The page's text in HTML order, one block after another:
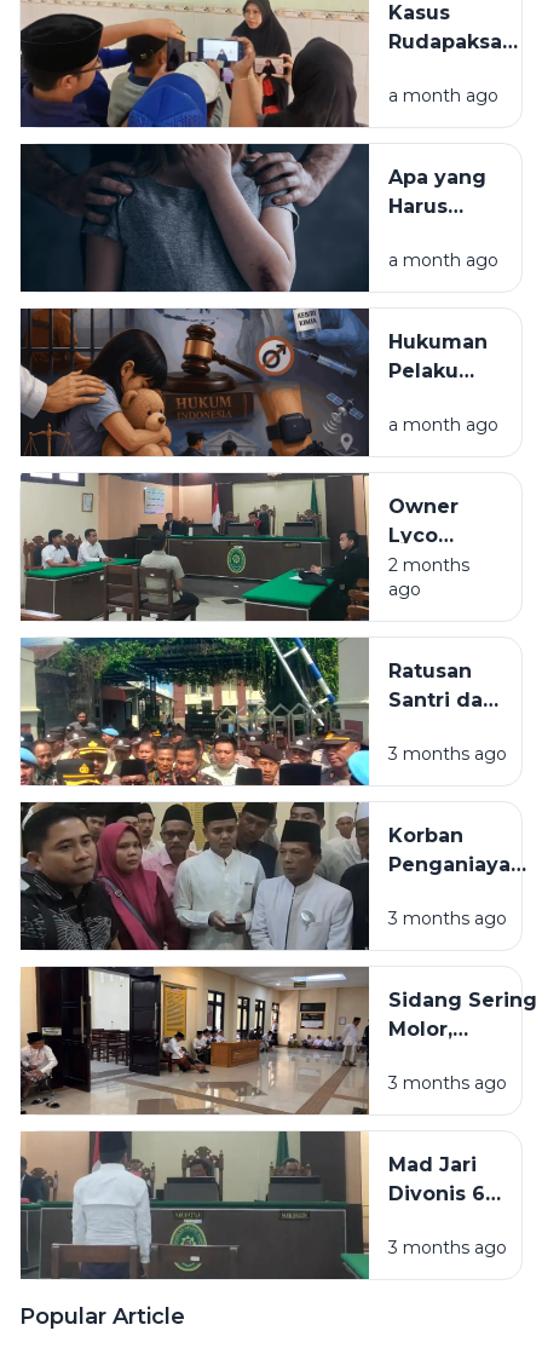
Rudapaksa
27 Pelaku di
Tidak Hamil
Kasus
Rudapaksa
Alarm, MUI
Sampang
Pemerintah
Evaluasi
Perlindungan
Korban
a month ago
Apa yang
Harus
Jika Anak
Menjadi
Kekerasan
Seksual?
Langkah
yang Perlu
Diketahui
a month ago
Hukuman
Pelaku
Anak di
Indonesia:
Kebiri
Kimia
hingga
Gelang
Elektronik
a month ago
Owner
Lyco
Coffee
Didenda
Rp6 Juta
Sidang
Tindak
Ringan
2 months
ago
Ratusan
Santri dan
Demo PN
Sampang,
Terdakwa
Penganiaya
Dihukum
Maksimal
3 months ago
Korban
Penganiayaan
di Sampang:
Saya Diancam
Akan Dibunuh
Jika Melawan
3 months ago
Sidang Sering
Molor,
PN Sampang
Jadi Sorotan
3 months ago
Mad Jari
Divonis 6
Hukum
Korban:
3 months ago
Popular Article